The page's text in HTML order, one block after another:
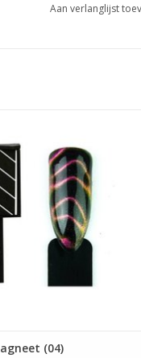
Aan verlanglijst
Cat Eye Magneet maak
een heel mooi effect.
Gebruik:
de basegel aan en laat deze
uitharden.
Eye color aanbrengen en
(04)